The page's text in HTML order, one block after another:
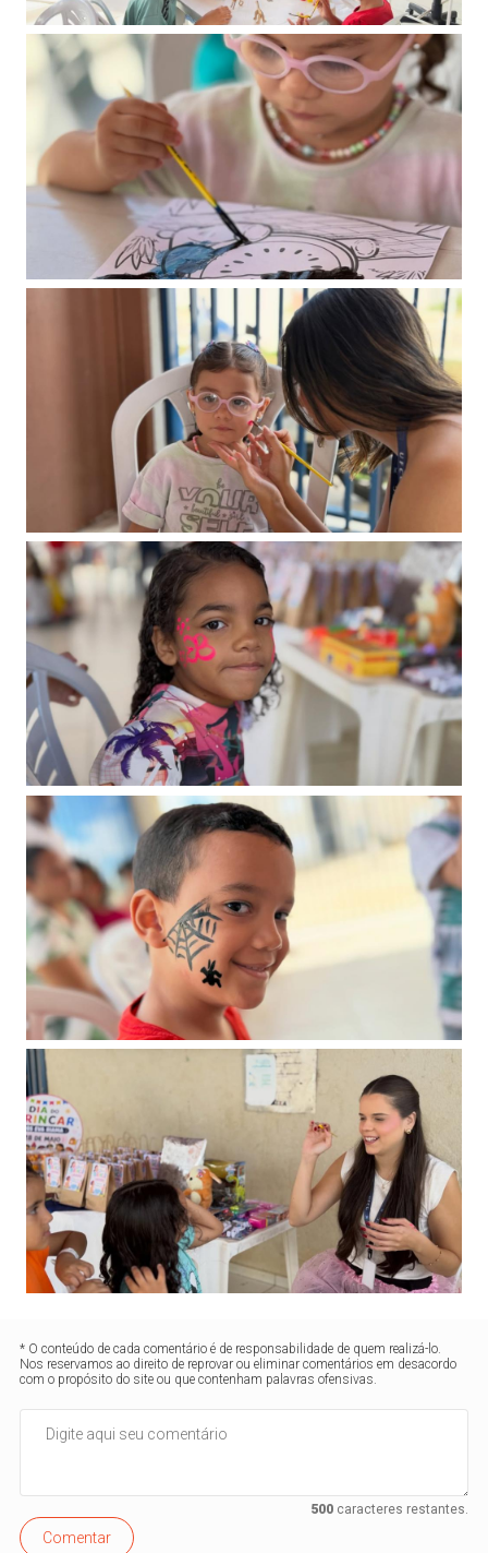
* O conteúdo de cada comentário é de responsabilidade de quem realizá-lo.
Nos reservamos ao direito de reprovar ou eliminar comentários em desacordo
com o propósito do site ou que contenham palavras ofensivas.
500caracteres restantes.
Comentar